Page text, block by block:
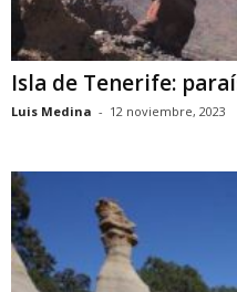
Isla de Tenerife:
Luis Medina - 12 noviembre, 2023